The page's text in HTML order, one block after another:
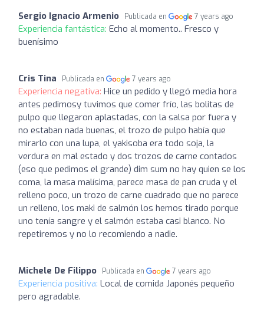
Sergio Ignacio Armenio Publicada en 7 years ago
Experiencia fantástica: Echo al momento.. Fresco y
buenísimo
Cris Tina Publicada en 7 years ago
Experiencia negativa: Hice un pedido y llegó media hora
antes pedimosy tuvimos que comer frío, las bolitas de
pulpo que llegaron aplastadas, con la salsa por fuera y
no estaban nada buenas, el trozo de pulpo había que
mirarlo con una lupa, el yakisoba era todo soja, la
verdura en mal estado y dos trozos de carne contados
(eso que pedimos el grande) dim sum no hay quien se los
coma, la masa malísima, parece masa de pan cruda y el
relleno poco, un trozo de carne cuadrado que no parece
un relleno, los maki de salmón los hemos tirado porque
uno tenía sangre y el salmón estaba casi blanco. No
repetiremos y no lo recomiendo a nadie.
Michele De Filippo Publicada en 7 years ago
Experiencia positiva: Local de comida Japonés pequeño
pero agradable.